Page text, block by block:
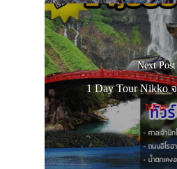
Next Post
1 Day Tour Nikko
NEW